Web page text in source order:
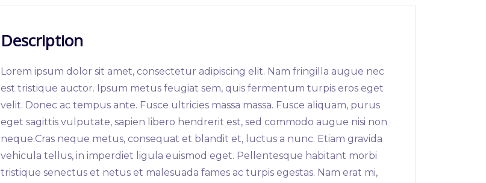
Description
Lorem ipsum dolor sit amet, consectetur adipiscing elit. Nam fringilla augue nec
est tristique auctor. Ipsum metus feugiat sem, quis fermentum turpis eros eget
velit. Donec ac tempus ante. Fusce ultricies massa massa. Fusce aliquam, purus
eget sagittis vulputate, sapien libero hendrerit est, sed commodo augue nisi non
neque.Cras neque metus, consequat et blandit et, luctus a nunc. Etiam gravida
vehicula tellus, in imperdiet ligula euismod eget. Pellentesque habitant morbi
tristique senectus et netus et malesuada fames ac turpis egestas. Nam erat mi,